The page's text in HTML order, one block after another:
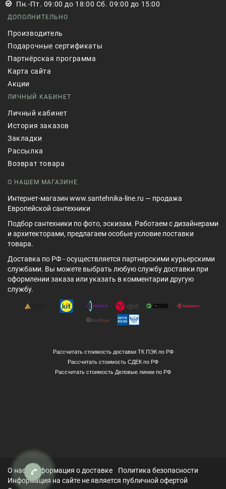
Пн.-Пт. 09:00 до 18:00 Сб. 09:00 до 15:00
ДОПОЛНИТЕЛЬНО
Производитель
Подарочные сертификаты
Партнёрская программа
Карта сайта
Акции
ЛИЧНЫЙ КАБИНЕТ
Личный кабинет
История заказов
Закладки
Рассылка
Возврат товара
О НАШЕМ МАГАЗИНЕ
Интернет-магазин www.santehnika-line.ru — продажа
Европейской сантехники
Подбор сантехники по фото, эскизам. Работаем с дизайнерами
и архитекторами, предлагаем особые условие поставки
товара.
Доставка по РФ - осуществляется партнерскими курьерскими
службами. Вы можете выбрать любую службу доставки при
оформлении заказа или указать в комментарии другую
службу.
Рассчитать стоимость доставки ТК ПЭК по РФ
Рассчитать стоимость СДЕК по РФ
Рассчитать стоимость Деловые линии по РФ
О нас Информация о доставке
Политика безопасности
Информация на сайте не является публичной офертой